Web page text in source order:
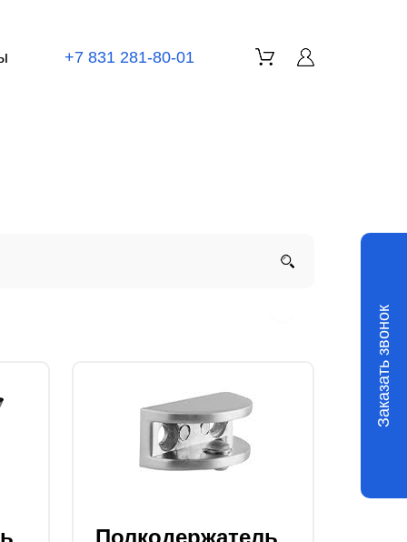
+7 831 281-80-01
Заказать звонок